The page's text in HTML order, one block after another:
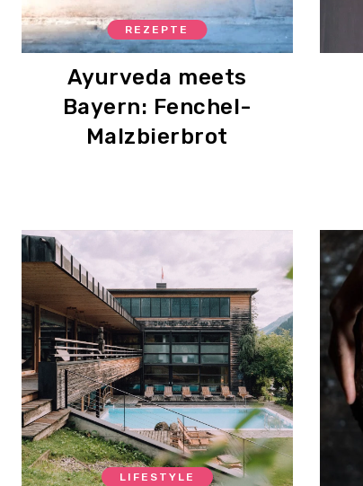
REZEPTE
Ayurveda meets
Bayern: Fenchel-
Malzbierbrot
LIFESTYLE